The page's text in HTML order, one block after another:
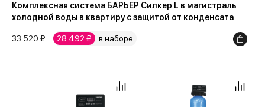
Комплексная система БАРЬЕР Силкер L в магистраль
холодной воды в квартиру с защитой от конденсата
33 520 ₽ 28 492 ₽ в наборе